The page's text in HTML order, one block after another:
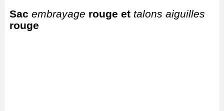
Sac embrayage rouge et talons aiguilles
rouge